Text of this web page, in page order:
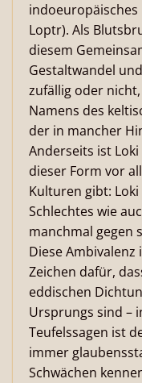
indoeuropäisches
Loptr). Als
diesem
Gestaltwandel
zufällig oder
Namens des
der in mancher
Anderseits ist
dieser Form vor
Kulturen gibt:
Schlechtes wie
manchmal gegen
Diese
Zeichen dafür,
eddischen
Ursprungs sind –
Teufelssagen ist
immer
Schwächen